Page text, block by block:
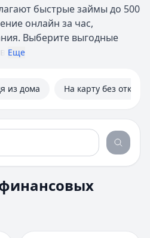
А
Астрахань
Б
Владимир
Волгоград
Воронеж
Е
И
А
Астрахань
Б
Владимир
Волгоград
Воронеж
Е
И
быстрые займы до 500
онлайн за час,
Выберите выгодные
Еще
из дома На карту без отказа